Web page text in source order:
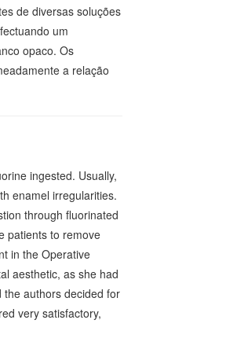
de diversas soluções
um
opaco. Os
a relação
ingested. Usually,
enamel irregularities.
through fluorinated
patients to remove
in the Operative
aesthetic, as she had
authors decided for
very satisfactory,